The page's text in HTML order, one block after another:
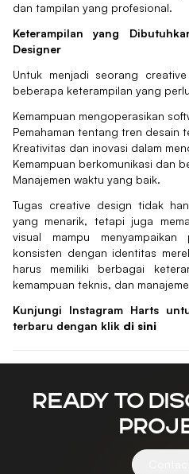
dan tampilan yang profesional.
Keterampilan yang
Designer
Untuk menjadi seorang
beberapa keterampilan yang
Kemampuan mengoperasikan
Pemahaman tentang tren desain
Kreativitas dan inovasi dalam
Kemampuan berkomunikasi dan
Manajemen waktu yang baik.
Tugas creative design tidak
yang menarik, tetapi juga
visual mampu
konsisten dengan identitas
harus memiliki berbagai
kemampuan teknis, dan
Kunjungi Instagram Harts
terbaru dengan klik di sini
Ready to